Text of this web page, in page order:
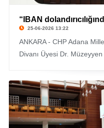
“IBAN
25-06-2026 13:22
ANKARA - CHP Adana
Divanı Üyesi Dr.